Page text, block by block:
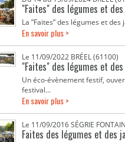
"Faites" des légumes et
La ”Faites” des légumes et
En savoir plus >
Le 11/09/2022 BRÉEL (61100)
"Faites" des légumes et
Un éco-évènement festif,
festival...
En savoir plus >
Le 11/09/2016 SÉGRIE
Faites des légumes et des